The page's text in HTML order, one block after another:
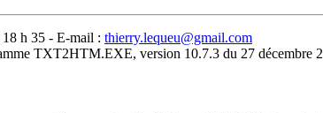
h 35 - E-mail : thierry.lequeu@gmail.com
TXT2HTM.EXE, version 10.7.3 du 27 décembre